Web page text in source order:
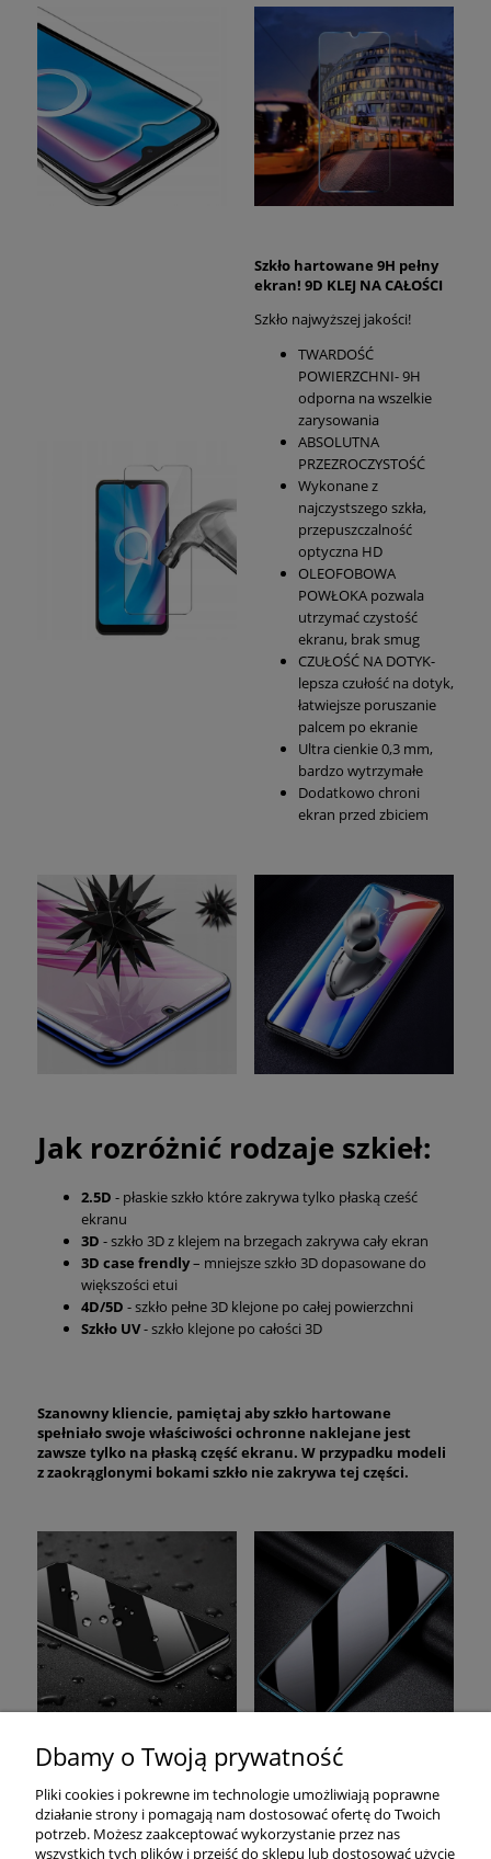
Szkło hartowane 9H pełny
ekran! 9D KLEJ NA CAŁOŚCI
Szkło najwyższej jakości!
TWARDOŚĆ
POWIERZCHNI- 9H
odporna na wszelkie
zarysowania
ABSOLUTNA
PRZEZROCZYSTOŚĆ
Wykonane z
najczystszego szkła,
przepuszczalność
optyczna HD
OLEOFOBOWA
POWŁOKA pozwala
utrzymać czystość
ekranu, brak smug
CZUŁOŚĆ NA DOTYK-
lepsza czułość na dotyk,
łatwiejsze poruszanie
palcem po ekranie
Ultra cienkie 0,3 mm,
bardzo wytrzymałe
Dodatkowo chroni
ekran przed zbiciem
Jak rozróżnić rodzaje szkieł:
2.5D - płaskie szkło które zakrywa tylko płaską cześć
ekranu
3D - szkło 3D z klejem na brzegach zakrywa cały ekran
3D case frendly– mniejsze szkło 3D dopasowane do
większości etui
4D/5D - szkło pełne 3D klejone po całej powierzchni
Szkło UV- szkło klejone po całości 3D
Szanowny kliencie, pamiętaj aby szkło hartowane
spełniało swoje właściwości ochronne naklejane jest
zawsze tylko na płaską część ekranu. W przypadku modeli
z zaokrąglonymi bokami szkło nie zakrywa tej części.
Pomoc
Moje konto
Dbamy o Twoją prywatność
Pliki cookies i pokrewne im technologie umożliwiają poprawne
działanie strony i pomagają nam dostosować ofertę do Twoich
potrzeb. Możesz zaakceptować wykorzystanie przez nas
wszystkich tych plików i przejść do sklepu lub dostosować użycie